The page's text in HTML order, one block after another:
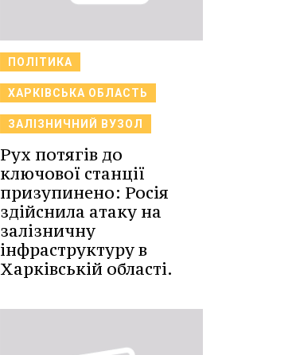
ПОЛІТИКА
ХАРКІВСЬКА ОБЛАСТЬ
ЗАЛІЗНИЧНИЙ ВУЗОЛ
Рух потягів до
ключової станції
призупинено: Росія
здійснила атаку на
залізничну
інфраструктуру в
Харківській області.